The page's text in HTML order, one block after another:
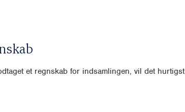
et regnskab for indsamlingen, vil det hurtigst